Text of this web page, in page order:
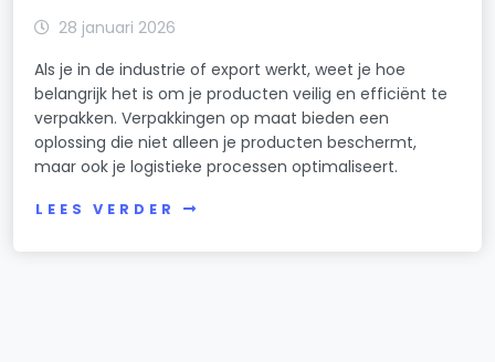
28 januari 2026
Als je in de industrie of export werkt, weet je hoe
belangrijk het is om je producten veilig en efficiënt te
verpakken. Verpakkingen op maat bieden een
oplossing die niet alleen je producten beschermt,
maar ook je logistieke processen optimaliseert.
LEES VERDER